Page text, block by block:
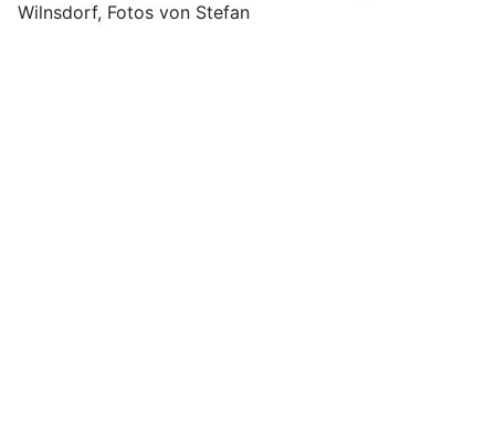
Wilnsdorf, Fotos von Stefan